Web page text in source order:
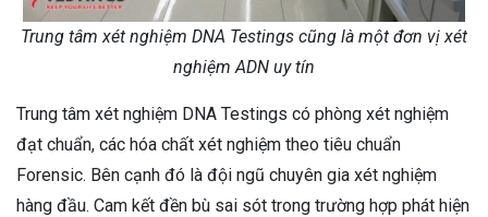
Trung tâm xét nghiệm DNA Testings cũng là một đơn vị xét
nghiệm ADN uy tín
Trung tâm xét nghiệm DNA Testings có phòng xét nghiệm
đạt chuẩn, các hóa chất xét nghiệm theo tiêu chuẩn
Forensic. Bên cạnh đó là đội ngũ chuyên gia xét nghiệm
hàng đầu. Cam kết đền bù sai sót trong trường hợp phát hiện